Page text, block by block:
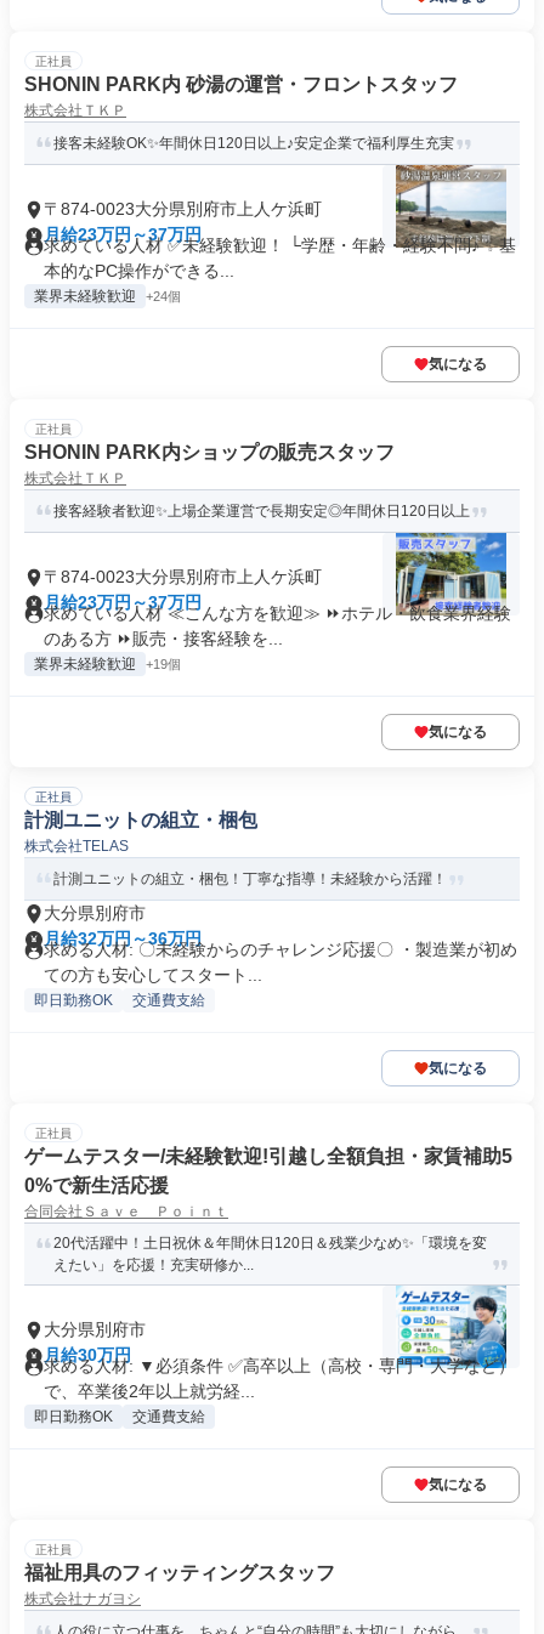
正社員
SHONIN PARK内 砂湯の運営・フロントスタッフ
株式会社ＴＫＰ
接客未経験OK✨年間休日120日以上♪安定企業で福利厚生充実
〒874-0023大分県別府市上人ケ浜町
月給23万円～37万円
求めている人材 ✅未経験歓迎！ └学歴・年齢・経験不問♪ ✨基
本的なPC操作ができる...
業界未経験歓迎 +24個
気になる
正社員
SHONIN PARK内ショップの販売スタッフ
株式会社ＴＫＰ
接客経験者歓迎✨上場企業運営で長期安定◎年間休日120日以上
〒874-0023大分県別府市上人ケ浜町
月給23万円～37万円
求めている人材 ≪こんな方を歓迎≫ ⏩ホテル・飲食業界経験
のある方 ⏩販売・接客経験を...
業界未経験歓迎 +19個
気になる
正社員
計測ユニットの組立・梱包
株式会社TELAS
計測ユニットの組立・梱包！丁寧な指導！未経験から活躍！
大分県別府市
月給32万円～36万円
求める人材: 〇未経験からのチャレンジ応援〇 ・製造業が初め
ての方も安心してスタート...
即日勤務OK 交通費支給
気になる
正社員
ゲームテスター/未経験歓迎!引越し全額負担・家賃補助5
0%で新生活応援
合同会社Ｓａｖｅ Ｐｏｉｎｔ
20代活躍中！土日祝休＆年間休日120日＆残業少なめ✨「環境を変
えたい」を応援！充実研修か...
大分県別府市
月給30万円
求める人材: ▼必須条件 ✅高卒以上（高校・専門・大学など）
で、卒業後2年以上就労経...
即日勤務OK 交通費支給
気になる
正社員
福祉用具のフィッティングスタッフ
株式会社ナガヨシ